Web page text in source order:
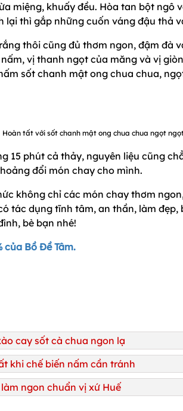
miệng, khuấy đều. Hòa tan bột ngô
lại thì gắp những cuốn váng đậu thả
thôi cũng đủ thơm ngon, đậm đà
vị thanh ngọt của măng và vị
sốt chanh mật ong chua chua,
Hoàn tất với sốt chanh mật ong chua chua ngọt
15 phút cả thảy, nguyên liệu cũng
đổi món chay cho mình.
không chỉ các món chay thơm
tác dụng tĩnh tâm, an thần, làm đẹp,
bè bạn nhé!
của Bồ Đề Tâm.
cay sốt cà chua ngon lạ
khi chế biến nấm cần tránh
ngon chuẩn vị xứ Huế